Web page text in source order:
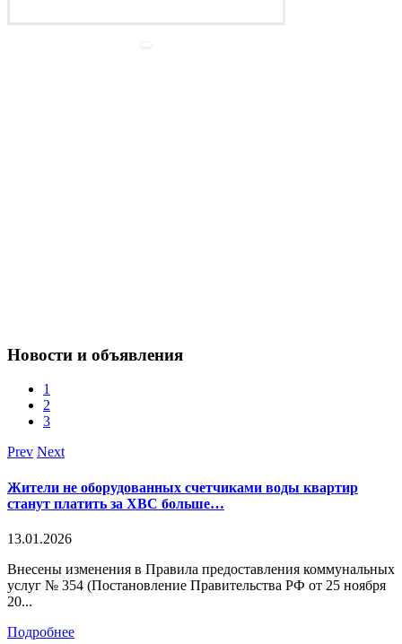
Новости и объявления
1
2
3
Prev Next
Жители не оборудованных счетчиками воды квартир
станут платить за ХВС больше…
13.01.2026
Внесены изменения в Правила предоставления коммунальных
услуг № 354 (Постановление Правительства РФ от 25 ноября
20...
Подробнее